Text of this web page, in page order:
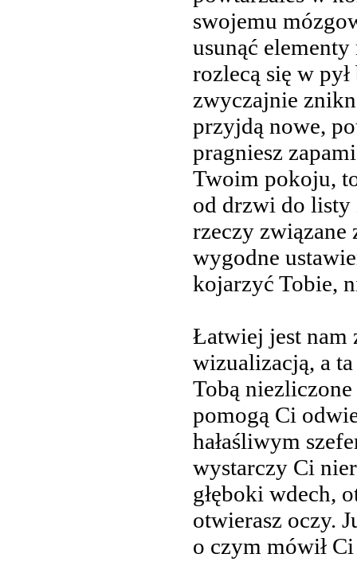
swojemu
usunąć
rozlecą się w
zwyczajnie
przyjdą nowe,
pragniesz
Twoim pokoju,
od drzwi do listy
rzeczy związane
wygodne
kojarzyć Tobie,
Łatwiej jest nam
wizualizacją, a
Tobą
pomogą Ci
hałaśliwym
wystarczy Ci
głęboki wdech,
otwierasz oczy.
o czym mówił